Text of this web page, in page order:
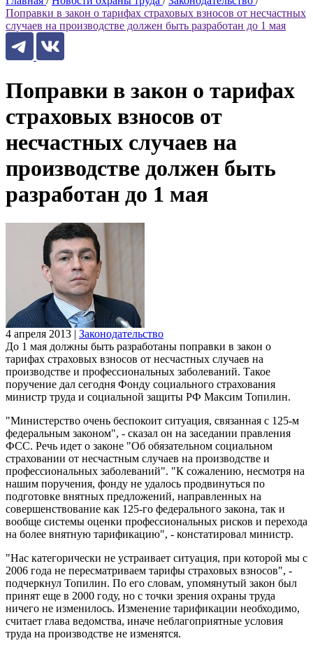
Поправки в закон о тарифах страховых взносов от несчастных
случаев на производстве должен быть разработан до 1 мая
Поправки в закон о тарифах
страховых взносов от
несчастных случаев на
производстве должен быть
разработан до 1 мая
4 апреля 2013 | Законодательство
До 1 мая должны быть разработаны поправки в закон о
тарифах страховых взносов от несчастных случаев на
производстве и профессиональных заболеваний. Такое
поручение дал сегодня Фонду социального страхования
министр труда и социальной защиты РФ Максим Топилин.
"Министерство очень беспокоит ситуация, связанная с 125-м
федеральным законом", - сказал он на заседании правления
ФСС. Речь идет о законе "Об обязательном социальном
страховании от несчастным случаев на производстве и
профессиональных заболеваний". "К сожалению, несмотря на
нашим поручения, фонду не удалось продвинуться по
подготовке внятных предложений, направленных на
совершенствование как 125-го федерального закона, так и
вообще системы оценки профессиональных рисков и перехода
на более внятную тарификацию", - констатировал министр.
"Нас категорически не устраивает ситуация, при которой мы с
2006 года не пересматриваем тарифы страховых взносов", -
подчеркнул Топилин. По его словам, упомянутый закон был
принят еще в 2000 году, но с точки зрения охраны труда
ничего не изменилось. Изменение тарификации необходимо,
считает глава ведомства, иначе неблагоприятные условия
труда на производстве не изменятся.